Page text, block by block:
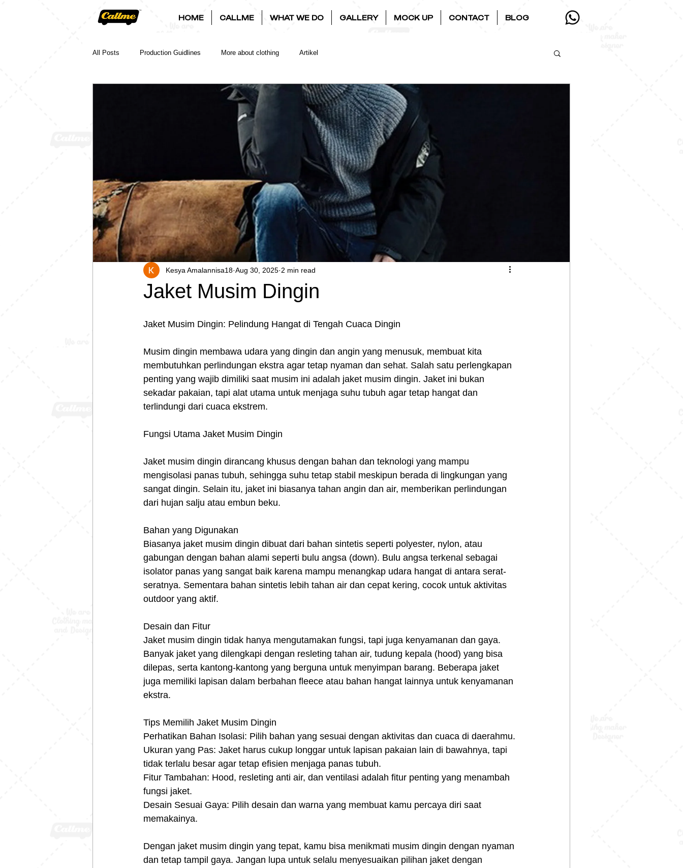
HOME CALLME WHAT WE DO GALLERY MOCK UP CONTACT BLOG
All Posts Production Guidlines More about clothing Artikel
Jaket Musim Dingin
Kesya Amalannisa18 Aug 30, 2025 2 min read
Jaket Musim Dingin: Pelindung Hangat di Tengah Cuaca Dingin
Musim dingin membawa udara yang dingin dan angin yang menusuk, membuat kita
membutuhkan perlindungan ekstra agar tetap nyaman dan sehat. Salah satu perlengkapan
penting yang wajib dimiliki saat musim ini adalah jaket musim dingin. Jaket ini bukan
sekadar pakaian, tapi alat utama untuk menjaga suhu tubuh agar tetap hangat dan
terlindungi dari cuaca ekstrem.
Fungsi Utama Jaket Musim Dingin
Jaket musim dingin dirancang khusus dengan bahan dan teknologi yang mampu
mengisolasi panas tubuh, sehingga suhu tetap stabil meskipun berada di lingkungan yang
sangat dingin. Selain itu, jaket ini biasanya tahan angin dan air, memberikan perlindungan
dari hujan salju atau embun beku.
Bahan yang Digunakan
Biasanya jaket musim dingin dibuat dari bahan sintetis seperti polyester, nylon, atau
gabungan dengan bahan alami seperti bulu angsa (down). Bulu angsa terkenal sebagai
isolator panas yang sangat baik karena mampu menangkap udara hangat di antara serat-
seratnya. Sementara bahan sintetis lebih tahan air dan cepat kering, cocok untuk aktivitas
outdoor yang aktif.
Desain dan Fitur
Jaket musim dingin tidak hanya mengutamakan fungsi, tapi juga kenyamanan dan gaya.
Banyak jaket yang dilengkapi dengan resleting tahan air, tudung kepala (hood) yang bisa
dilepas, serta kantong-kantong yang berguna untuk menyimpan barang. Beberapa jaket
juga memiliki lapisan dalam berbahan fleece atau bahan hangat lainnya untuk kenyamanan
ekstra.
Tips Memilih Jaket Musim Dingin
Perhatikan Bahan Isolasi: Pilih bahan yang sesuai dengan aktivitas dan cuaca di daerahmu.
Ukuran yang Pas: Jaket harus cukup longgar untuk lapisan pakaian lain di bawahnya, tapi
tidak terlalu besar agar tetap efisien menjaga panas tubuh.
Fitur Tambahan: Hood, resleting anti air, dan ventilasi adalah fitur penting yang menambah
fungsi jaket.
Desain Sesuai Gaya: Pilih desain dan warna yang membuat kamu percaya diri saat
memakainya.
Dengan jaket musim dingin yang tepat, kamu bisa menikmati musim dingin dengan nyaman
dan tetap tampil gaya. Jangan lupa untuk selalu menyesuaikan pilihan jaket dengan